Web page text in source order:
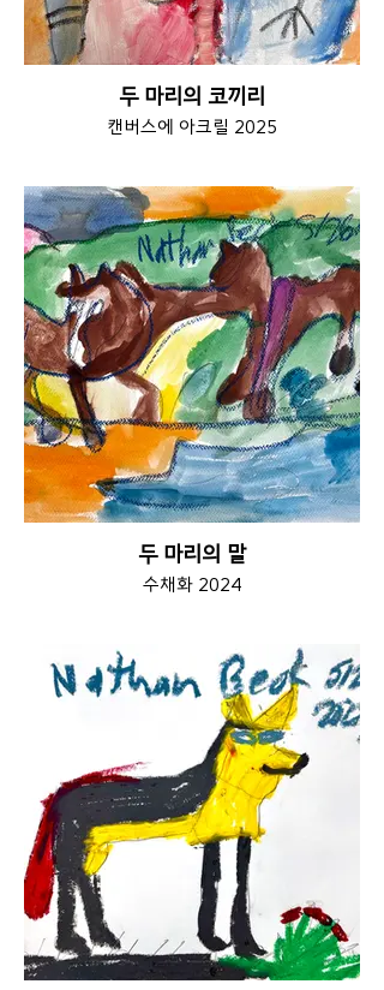
두 마리의 코끼리
캔버스에 아크릴 2025
두 마리의 말
수채화 2024